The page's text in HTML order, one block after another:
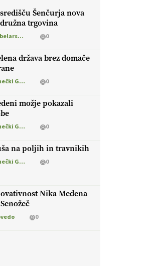
Šenčurja nova
trgovina
Čebelarstvo 0
država brez domače
Kmečki Glas 0
možje pokazali
Kmečki Glas 0
na poljih in travnikih
Kmečki Glas 0
Nika Medena
0